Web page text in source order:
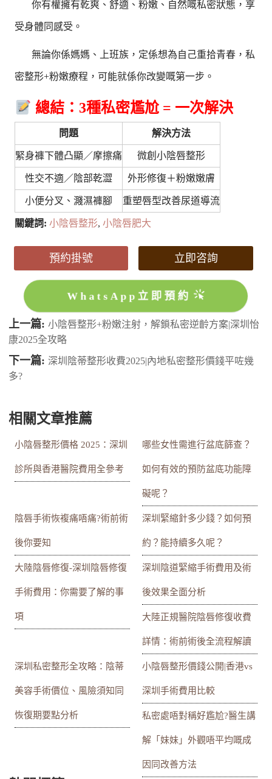
你有權擁有乾爽、舒適、粉嫩、自然嘅私密狀態，享
受身體同感受。
無論你係媽媽、上班族，定係想為自己重拾青春，私
密整形+粉嫩療程，可能就係你改變嘅第一步。
總結：3種私密尷尬 = 一次解決
問題 解決方法
緊身褲下體凸顯／摩擦痛 微創小陰唇整形
性交不適／陰部乾澀 外形修復＋粉嫩嫩膚
小便分叉、濺濕褲腳 重塑唇型改善尿道導流
關鍵詞:小陰唇整形,小陰唇肥大
預約掛號 立即咨詢
WhatsApp立即預約
上一篇: 小陰唇整形+粉嫩注射，解鎖私密逆齡方案|深圳怡
康2025全攻略
下一篇: 深圳陰蒂整形收費2025|內地私密整形價錢平咗幾
多?
相關文章推薦
小陰唇整形價格 2025：深圳
診所與香港醫院費用全參考
哪些女性需進行盆底篩查？
如何有效的預防盆底功能障
礙呢？
陰唇手術恢複痛唔痛?術前術
後你要知
深圳緊縮針多少錢？如何預
約？能持續多久呢？
大陸陰唇修復-深圳陰唇修復
手術費用：你需要了解的事
項
深圳陰道緊縮手術費用及術
後效果全面分析
大陸正規醫院陰唇修復收費
詳情：術前術後全流程解讀
深圳私密整形全攻略：陰蒂
美容手術價位、風險須知同
恢復期要點分析
小陰唇整形價錢公開|香港vs
深圳手術費用比較
私密處唔對稱好尷尬?醫生講
解「妹妹」外觀唔平均嘅成
因同改善方法